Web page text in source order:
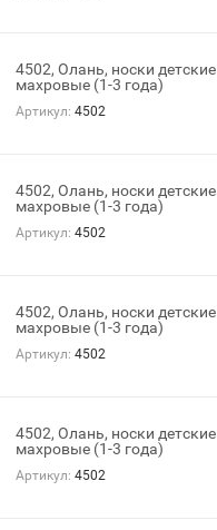
4502, Олань, носки детские
махровые (1-3 года)
Артикул: 4502
4502, Олань, носки детские
махровые (1-3 года)
Артикул: 4502
4502, Олань, носки детские
махровые (1-3 года)
Артикул: 4502
4502, Олань, носки детские
махровые (1-3 года)
Артикул: 4502